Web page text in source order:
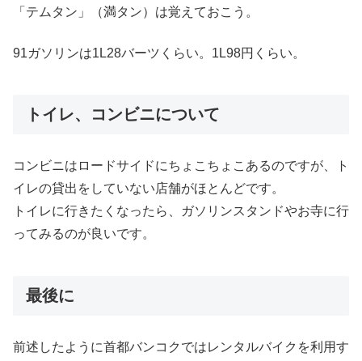
「テムタン」（満タン）は覚えておこう。
91ガソリンは1L28バーツくらい。1L98円くらい。
トイレ、コンビニについて
コンビニはロードサイドにちょこちょこあるのですが、ト
イレの貸出をしていない店舗がほとんどです。
トイレに行きたくなったら、ガソリンスタンドやお寺に行
ってみるのが良いです。
最後に
前述したように首都バンコクではレンタルバイクを利用す